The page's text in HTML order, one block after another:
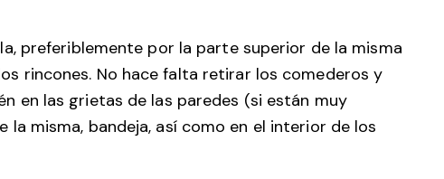
preferiblemente por la parte superior de la misma
rincones. No hace falta retirar los comederos y
en las grietas de las paredes (si están muy
misma, bandeja, así como en el interior de los